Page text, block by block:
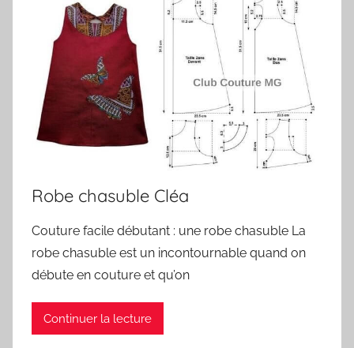
Robe chasuble Cléa
Couture facile débutant : une robe chasuble La
robe chasuble est un incontournable quand on
débute en couture et qu’on
Continuer la lecture